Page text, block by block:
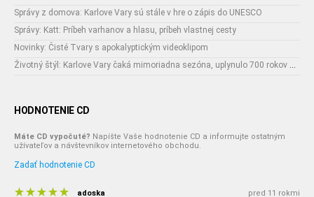
Správy z domova: Karlove Vary sú stále v hre o zápis do UNESCO
Správy: Katt: Príbeh varhanov a hlasu, príbeh vlastnej cesty
Novinky: Čisté Tvary s apokalyptickým videoklipom
Životný štýl: Karlove Vary čaká mimoriadna sezóna, uplynulo 700 rokov od narodenia ich zakladateľa
HODNOTENIE CD
Máte CD vypočuté? Napíšte Vaše hodnotenie CD a informujte ostatným
užívateľov a návštevníkov internetového obchodu.
Zadať hodnotenie CD
adoska pred 11 rokmi